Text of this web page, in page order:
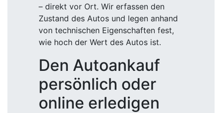
– direkt vor Ort. Wir erfassen den
Zustand des Autos und legen anhand
von technischen Eigenschaften fest,
wie hoch der Wert des Autos ist.
Den Autoankauf
persönlich oder
online erledigen